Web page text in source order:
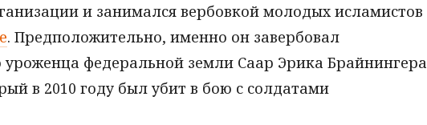
и занимался вербовкой молодых исламистов
. Предположительно, именно он завербовал
уроженца федеральной земли Саар Эрика Брайнингера
в 2010 году был убит в бою с солдатами